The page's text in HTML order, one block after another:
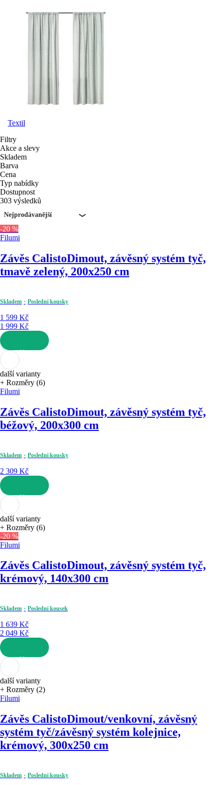
Textil
Filtry
Akce a slevy
Skladem
Barva
Cena
Typ nabídky
Dostupnost
303 výsledků
Nejprodávanější
-20 %
Filumi
Závěs CalistoDimout, závěsný systém tyč,
tmavě zelený, 200x250 cm
Skladem Poslední kousky
1 599 Kč
1 999 Kč
DO KOŠÍKU
další varianty
+ Rozměry (6)
Filumi
Závěs CalistoDimout, závěsný systém tyč,
béžový, 200x300 cm
Skladem Poslední kousky
2 309 Kč
DO KOŠÍKU
další varianty
+ Rozměry (6)
-20 %
Filumi
Závěs CalistoDimout, závěsný systém tyč,
krémový, 140x300 cm
Skladem Poslední kousek
1 639 Kč
2 049 Kč
DO KOŠÍKU
další varianty
+ Rozměry (2)
Filumi
Závěs CalistoDimout/venkovní, závěsný
systém tyč/závěsný systém kolejnice,
krémový, 300x250 cm
Skladem Poslední kousky